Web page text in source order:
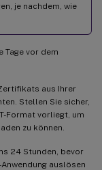
je nachdem, wie
Tage vor dem
aus Ihrer
Stellen Sie sicher,
Format vorliegt, um
zu können.
24 Stunden, bevor
auslösen